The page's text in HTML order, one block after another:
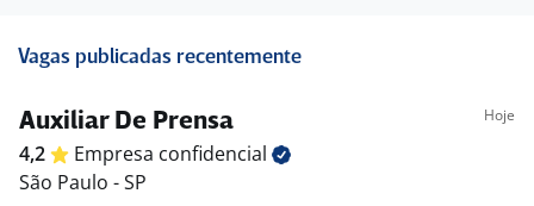
Vagas publicadas recentemente
Auxiliar De Prensa Hoje
4,2 Empresa confidencial
São Paulo - SP